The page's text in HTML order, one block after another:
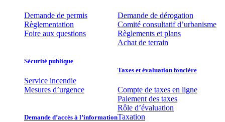
Demande de permis
Règlementation
Foire aux questions
Sécurité publique
Service incendie
Mesures d’urgence
Demande d’accès à l’information
Demande de dérogation
Comité consultatif d’urbanisme
Règlements et plans
Achat de terrain
Taxes et évaluation foncière
Compte de taxes en ligne
Paiement des taxes
Rôle d’évaluation
Taxation